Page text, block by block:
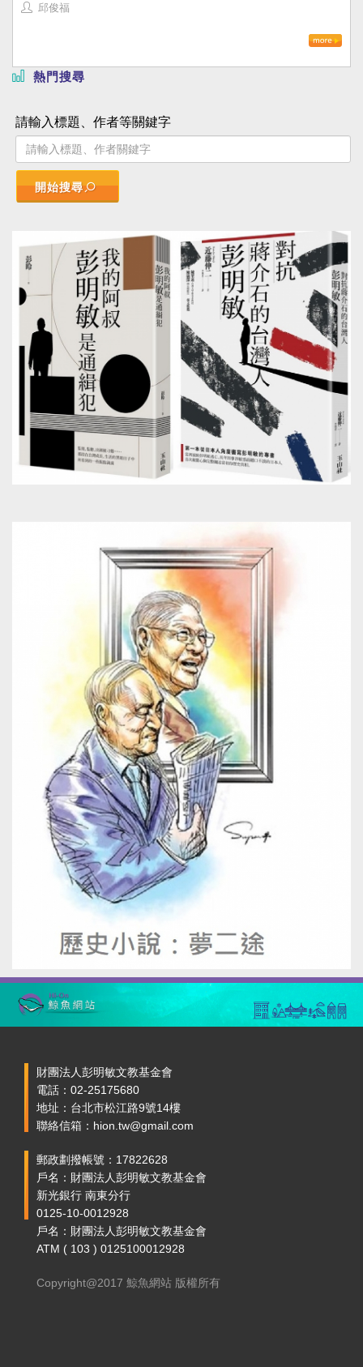
邱俊福
熱門搜尋
請輸入標題、作者等關鍵字
開始搜尋
財團法人彭明敏文教基金會
電話：02-25175680
地址：台北市松江路9號14樓
聯絡信箱：hion.tw@gmail.com
郵政劃撥帳號：17822628
戶名：財團法人彭明敏文教基金會
新光銀行 南東分行
0125-10-0012928
戶名：財團法人彭明敏文教基金會
ATM ( 103 ) 0125100012928
Copyright@2017 鯨魚網站 版權所有